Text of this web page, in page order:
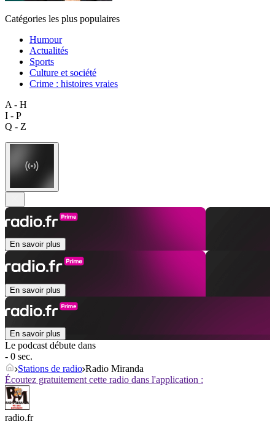
Catégories les plus populaires
Humour
Actualités
Sports
Culture et société
Crime : histoires vraies
A - H
I - P
Q - Z
En savoir plus
En savoir plus
En savoir plus
Le podcast débute dans
- 0 sec.
Stations de radio Radio Miranda
Écoutez gratuitement cette radio dans l'application :
radio.fr